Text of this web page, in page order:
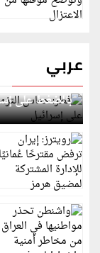
عربي
قطر: حماس
بالضغط على